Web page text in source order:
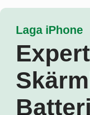
Laga iPhone